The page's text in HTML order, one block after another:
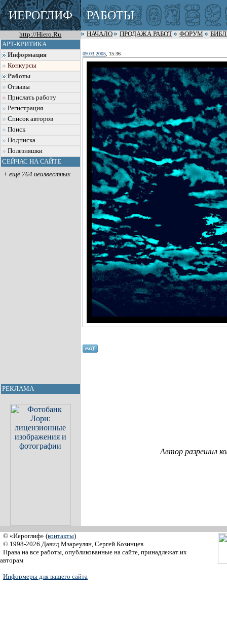
ИЕРОГЛИФ РАБОТЫ
http://Hiero.Ru НАЧАЛО ПРОДАЖА РАБОТ ФОРУМ
АРТ-КРИТИКА
Информация
Конкурсы
Работы
Отзывы
Прислать работу
Регистрация
Список авторов
Поиск
Подписка
Полезняшки
СЕЙЧАС НА САЙТЕ
+ ещё 764 неизвестных
РЕКЛАМА
09.03.2005 , 15:36
Автор разрешил
© «Иероглиф» (контакты)
© 1998-2026 Давид Мзареулян, Сергей Козинцев
Права на все работы, опубликованные на сайте, принадлежат их
авторам
Информеры для вашего сайта